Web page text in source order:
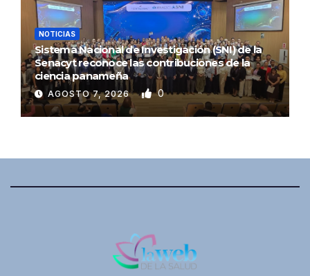
NOTICIAS
Sistema Nacional de Investigación (SNI) de la
Senacyt reconoce las contribuciones de la
ciencia panameña
AGOSTO 7, 2026 0